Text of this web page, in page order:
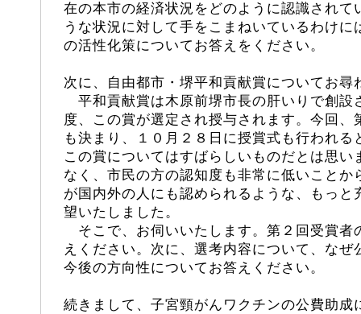
在の本市の経済状況をどのように認識されて
うな状況に対して手をこまねいているわけに
の活性化策についてお答えをください。
次に、自由都市・堺平和貢献賞についてお尋
平和貢献賞は木原前堺市長の肝いりで創設
度、この賞が選定され授与されます。今回、
も決まり、１０月２８日に授賞式も行われる
この賞についてはすばらしいものだとは思い
なく、市民の方の認知度も非常に低いことか
が国内外の人にも認められるような、もっと
望いたしました。
そこで、お伺いいたします。第２回受賞者
えください。次に、選考内容について、なぜ
今後の方向性についてお答えください。
続きまして、子宮頸がんワクチンの公費助成